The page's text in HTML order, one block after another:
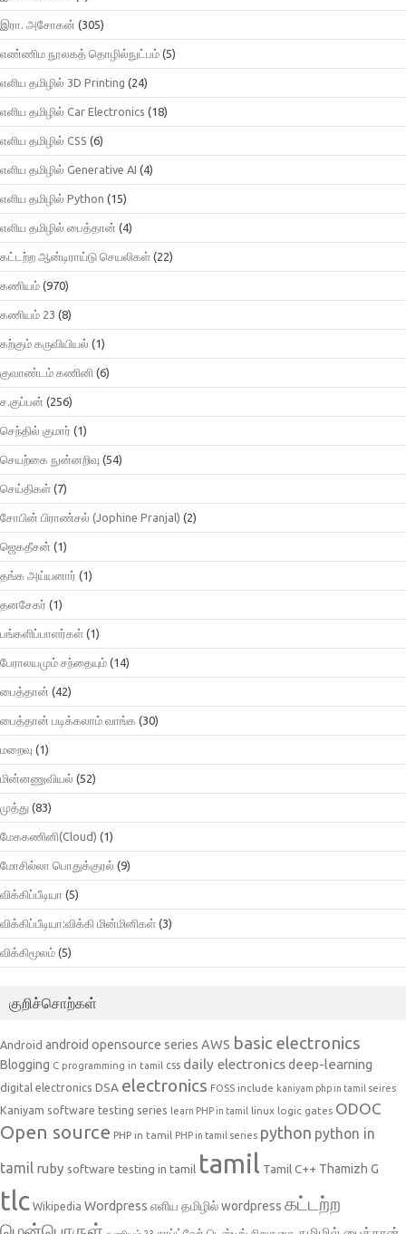
இரா. அசோகன் (305)
எண்ணிம நூலகத் தொழில்நுட்பம் (5)
எளிய தமிழில் 3D Printing (24)
எளிய தமிழில் Car Electronics (18)
எளிய தமிழில் CSS (6)
எளிய தமிழில் Generative AI (4)
எளிய தமிழில் Python (15)
எளிய தமிழில் பைத்தான் (4)
கட்டற்ற ஆன்டிராய்டு செயலிகள் (22)
கணியம் (970)
கணியம் 23 (8)
கற்கும் கருவியியல் (1)
குவாண்டம் கணினி (6)
ச.குப்பன் (256)
செந்தில் குமார் (1)
செயற்கை நுன்னறிவு (54)
செய்திகள் (7)
சோபின் பிராண்சல் (Jophine Pranjal) (2)
ஜெகதீசன் (1)
தங்க அய்யனார் (1)
தனசேகர் (1)
பங்களிப்பாளர்கள் (1)
பேராலயமும் சந்தையும் (14)
பைத்தான் (42)
பைத்தான் படிக்கலாம் வாங்க (30)
மறைவு (1)
மின்னணுவியல் (52)
முத்து (83)
மேககணினி(Cloud) (1)
மோசில்லா பொதுக்குரல் (9)
விக்கிப்பீடியா (5)
விக்கிப்பீடியா:விக்கி மின்மினிகள் (3)
விக்கிமூலம் (5)
குறிச்சொற்கள்
Android android opensource series AWS basic electronics
Blogging C programming in tamil css daily electronicsdeep-learning
digital electronics DSA electronics FOSS include kaniyam php in tamil seires
Kaniyam software testing series learn PHP in tamil linux logic gates ODOC
Open source PHP in tamil PHP in tamil series python python in
tamil ruby software testing in tamil tamil Tamil C++ Thamizh G
tlc Wikipedia Wordpress எளிய தமிழில் wordpress கட்டற்ற